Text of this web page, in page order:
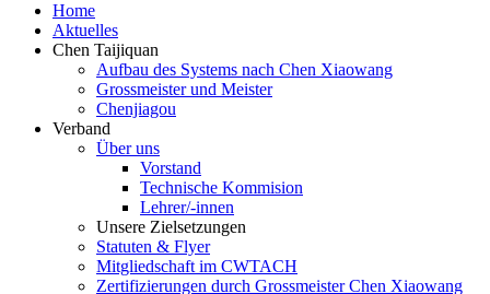
Home
Aktuelles
Chen Taijiquan
Aufbau des Systems nach Chen Xiaowang
Grossmeister und Meister
Chenjiagou
Verband
Über uns
Vorstand
Technische Kommision
Lehrer/-innen
Unsere Zielsetzungen
Statuten & Flyer
Mitgliedschaft im CWTACH
Zertifizierungen durch Grossmeister Chen Xiaowang